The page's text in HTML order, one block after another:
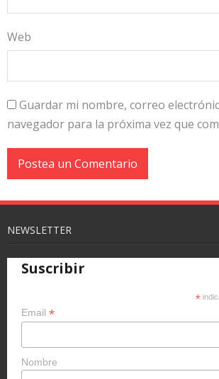
Web
Guardar mi nombre, correo
navegador para la próxima vez que
NEWSLETTER
Suscribir
*
Email *
Nombre